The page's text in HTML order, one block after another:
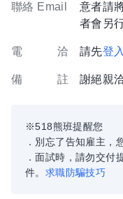
聯絡 Email
意者請
者會另
電 洽 請先登入
備 註 謝絕親
※518熊班提醒您
．別忘了告知雇主，
．面試時，請勿交付
件。 求職防騙技巧